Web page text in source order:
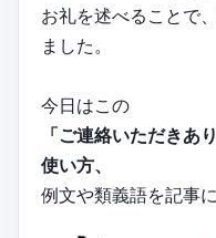
お礼を述べることで
ました。
今日はこの
「ご連絡いただきあ
使い方、
例文や類義語を記事